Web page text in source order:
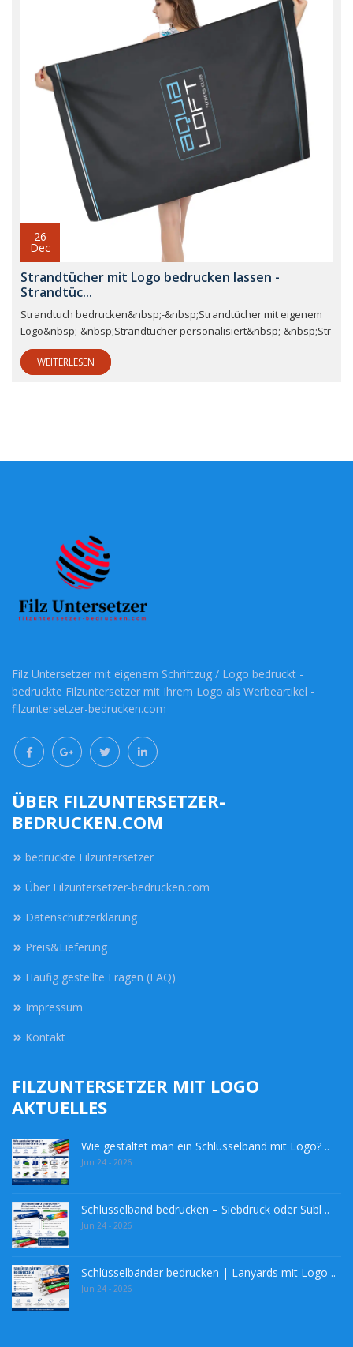
26
Dec
Strandtücher mit Logo bedrucken lassen -
Strandtüc...
Strandtuch bedrucken&nbsp;-&nbsp;Strandtücher mit eigenem
Logo&nbsp;-&nbsp;Strandtücher personalisiert&nbsp;-&nbsp;Str
WEITERLESEN
Filz Untersetzer mit eigenem Schriftzug / Logo bedruckt -
bedruckte Filzuntersetzer mit Ihrem Logo als Werbeartikel -
filzuntersetzer-bedrucken.com
ÜBER FILZUNTERSETZER-
BEDRUCKEN.COM
bedruckte Filzuntersetzer
Über Filzuntersetzer-bedrucken.com
Datenschutzerklärung
Preis&Lieferung
Häufig gestellte Fragen (FAQ)
Impressum
Kontakt
FILZUNTERSETZER MIT LOGO
AKTUELLES
Wie gestaltet man ein Schlüsselband mit Logo? ..
Jun 24 - 2026
Schlüsselband bedrucken – Siebdruck oder Subl ..
Jun 24 - 2026
Schlüsselbänder bedrucken | Lanyards mit Logo ..
Jun 24 - 2026